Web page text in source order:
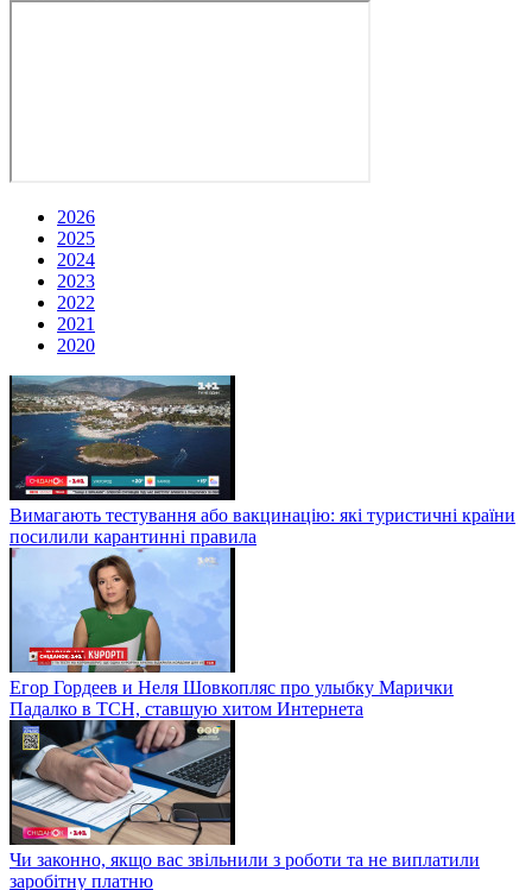
2026
2025
2024
2023
2022
2021
2020
Вимагають тестування або вакцинацію: які туристичні країни
посилили карантинні правила
Егор Гордеев и Неля Шовкопляс про улыбку Марички
Падалко в ТСН, ставшую хитом Интернета
Чи законно, якщо вас звільнили з роботи та не виплатили
заробітну платню